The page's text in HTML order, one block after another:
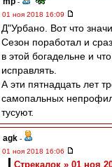
-
01 ноя 2018 16:09
Д"Урбано. Вот что
Сезон поработал и
в этой богадельне и
исправлять.
А эти пятнадцать лет
самопальных
тусуют.
agk -
01 ноя 2018 16:06
Стрекалок » 01 ноя